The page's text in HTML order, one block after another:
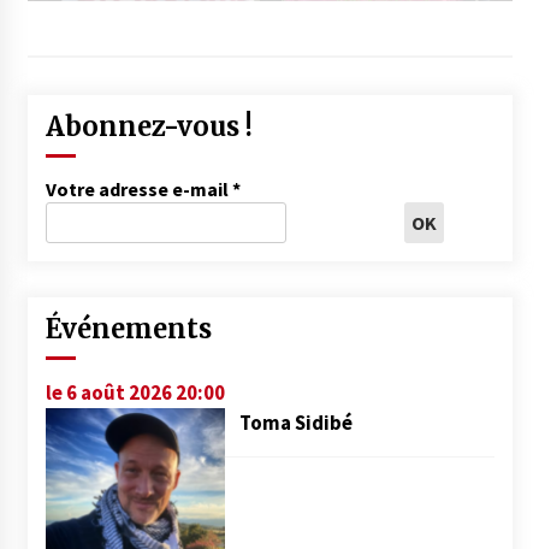
Abonnez-vous !
Votre adresse e-mail*
Événements
le 6 août 2026 20:00
Toma Sidibé